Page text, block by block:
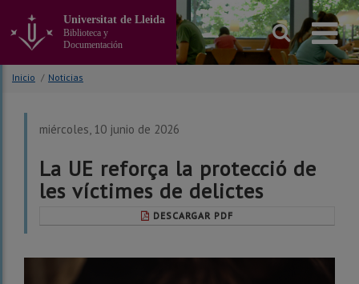
contenido
principal
Universitat de Lleida
Biblioteca y
Documentación
Inicio / Noticias
miércoles, 10 junio de 2026
La UE reforça la protecció de
les víctimes de delictes
DESCARGAR PDF